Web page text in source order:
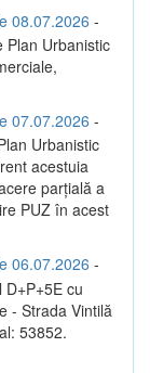
08.07.2026 -
Plan Urbanistic
07.07.2026 -
Urbanistic
acestuia
parțială a
PUZ în acest
06.07.2026 -
cu
- Strada Vintilă
53852.